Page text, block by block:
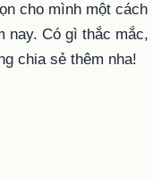
cho mình một cách
nay. Có gì thắc mắc,
chia sẻ thêm nha!